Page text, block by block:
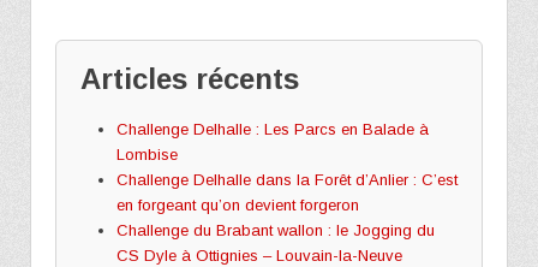
Articles récents
Challenge Delhalle : Les Parcs en Balade à
Lombise
Challenge Delhalle dans la Forêt d’Anlier : C’est
en forgeant qu’on devient forgeron
Challenge du Brabant wallon : le Jogging du
CS Dyle à Ottignies – Louvain-la-Neuve